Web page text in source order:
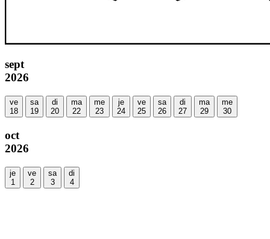
sept
2026
ve
18
sa
19
di
20
ma
22
me
23
je
24
ve
25
sa
26
di
27
ma
29
me
30
oct
2026
je
1
ve
2
sa
3
di
4